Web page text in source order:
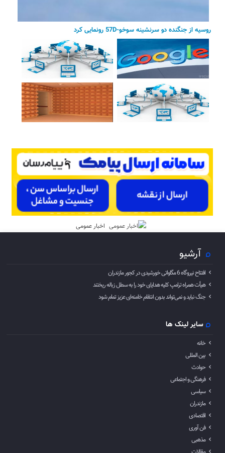
روسیه از جنگنده دو سرنشینه سوخو-57D رونمایی کرد
اخبار عمومی
آرشیو
افتتاح نیروگاه 6 مگاواتی خورشیدی در کجور مازندران
هیأت همراه ترامپ کلیه هدایای خود را به سطل زباله ریختند
جنگ نباید و نمی‌تواند بدون انتقام خامنه‌ای عزیز تمام شود
سایر لینک ها
خانه
بین المللی
حوادث
فرهنگی و اجتماعی
سیاسی
مازندران
اقتصادی
فن آوری
مذهبی